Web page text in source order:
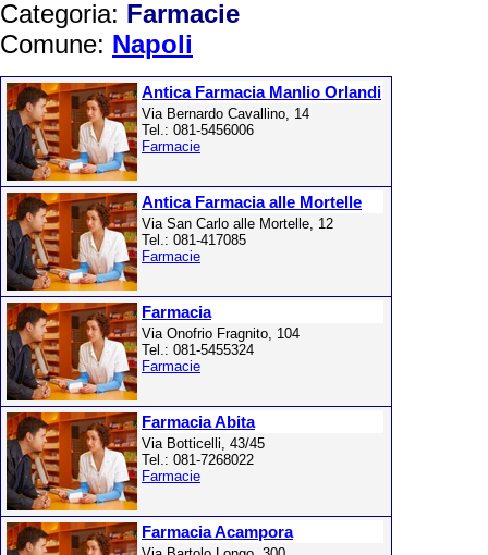
Categoria: Farmacie
Comune: Napoli
Antica Farmacia Manlio Orlandi
Via Bernardo Cavallino, 14
Tel.: 081-5456006
Farmacie
Antica Farmacia alle Mortelle
Via San Carlo alle Mortelle, 12
Tel.: 081-417085
Farmacie
Farmacia
Via Onofrio Fragnito, 104
Tel.: 081-5455324
Farmacie
Farmacia Abita
Via Botticelli, 43/45
Tel.: 081-7268022
Farmacie
Farmacia Acampora